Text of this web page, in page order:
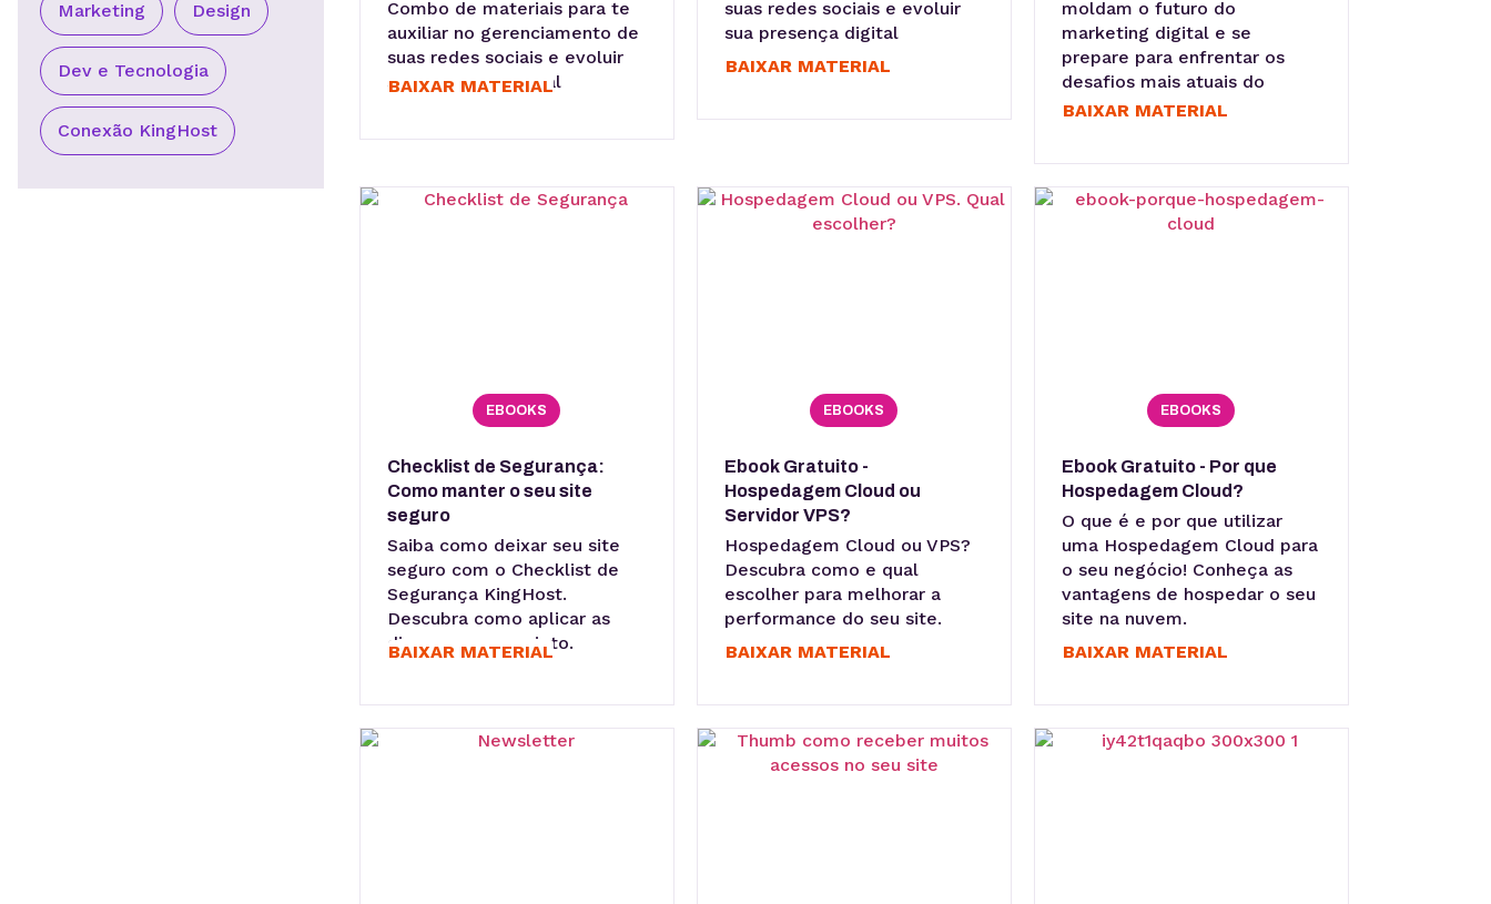
Marketing Design
Dev e Tecnologia
Conexão KingHost
Combo de materiais para te
auxiliar no gerenciamento de
suas redes sociais e evoluir
sua presença digital
BAIXAR MATERIAL
suas redes sociais e evoluir
sua presença digital
BAIXAR MATERIAL
moldam o futuro do
marketing digital e se
prepare para enfrentar os
desafios mais atuais do
mercado.
BAIXAR MATERIAL
EBOOKS
Checklist de Segurança:
Como manter o seu site
seguro
Saiba como deixar seu site
seguro com o Checklist de
Segurança KingHost.
Descubra como aplicar as
dicas em seu projeto.
BAIXAR MATERIAL
EBOOKS
Ebook Gratuito -
Hospedagem Cloud ou
Servidor VPS?
Hospedagem Cloud ou VPS?
Descubra como e qual
escolher para melhorar a
performance do seu site.
BAIXAR MATERIAL
EBOOKS
Ebook Gratuito - Por que
Hospedagem Cloud?
O que é e por que utilizar
uma Hospedagem Cloud para
o seu negócio! Conheça as
vantagens de hospedar o seu
site na nuvem.
BAIXAR MATERIAL